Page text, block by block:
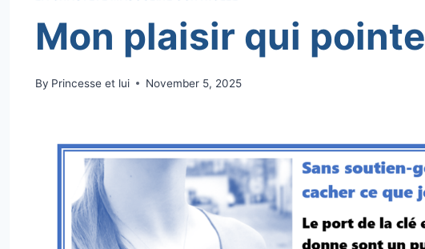
Mon plaisir qui pointe
By Princesse et lui November 5, 2025